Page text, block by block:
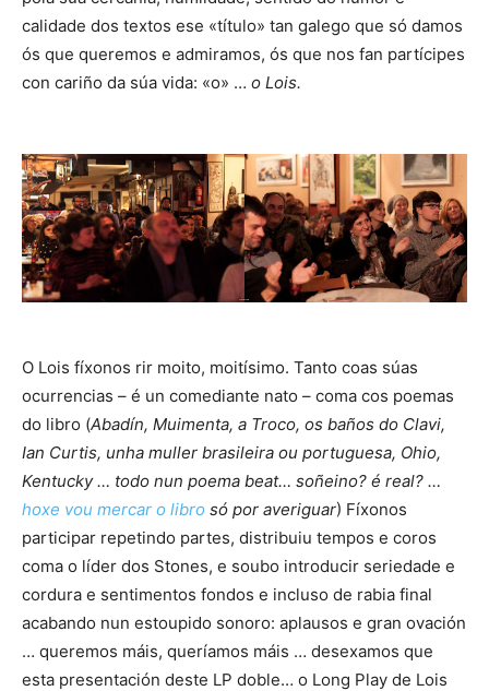
calidade dos textos ese «título» tan galego que só damos
ós que queremos e admiramos, ós que nos fan partícipes
con cariño da súa vida: «o» … o Lois.
O Lois fíxonos rir moito, moitísimo. Tanto coas súas
ocurrencias – é un comediante nato – coma cos poemas
do libro (Abadín, Muimenta, a Troco, os baños do Clavi,
Ian Curtis, unha muller brasileira ou portuguesa, Ohio,
Kentucky … todo nun poema beat… soñeino? é real? …
hoxe vou mercar o libro só por averiguar) Fíxonos
participar repetindo partes, distribuiu tempos e coros
coma o líder dos Stones, e soubo introducir seriedade e
cordura e sentimentos fondos e incluso de rabia final
acabando nun estoupido sonoro: aplausos e gran ovación
… queremos máis, queríamos máis … desexamos que
esta presentación deste LP doble… o Long Play de Lois